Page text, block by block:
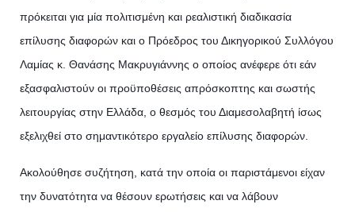
πρόκειται για μία πολιτισμένη και ρεαλιστική διαδικασία
επίλυσης διαφορών και ο Πρόεδρος του Δικηγορικού Συλλόγου
Λαμίας κ. Θανάσης Μακρυγιάννης ο οποίος ανέφερε ότι εάν
εξασφαλιστούν οι προϋποθέσεις απρόσκοπτης και σωστής
λειτουργίας στην Ελλάδα, ο θεσμός του Διαμεσολαβητή ίσως
εξελιχθεί στο σημαντικότερο εργαλείο επίλυσης διαφορών.
Ακολούθησε συζήτηση, κατά την οποία οι παριστάμενοι είχαν
την δυνατότητα να θέσουν ερωτήσεις και να λάβουν